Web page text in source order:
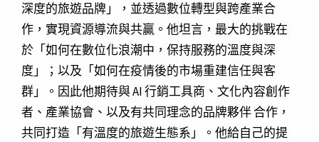
深度的旅遊品牌」，並透過數位轉型與跨產業合
作，實現資源導流與共贏。他坦言，最大的挑戰在
於「如何在數位化浪潮中，保持服務的溫度與深
度」；以及「如何在疫情後的市場重建信任與客
群」。因此他期待與AI 行銷工具商、文化內容創作
者、產業協會、以及有共同理念的品牌夥伴合作，
共同打造「有溫度的旅遊生態系」。他給自己的提